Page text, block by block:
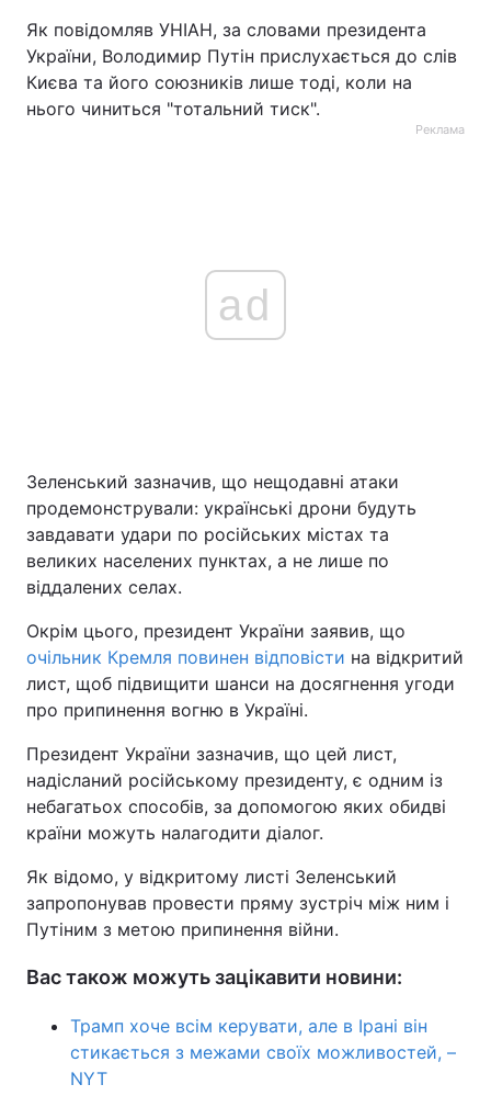
Як повідомляв УНІАН, за словами президента
України, Володимир Путін прислухається до слів
Києва та його союзників лише тоді, коли на
нього чиниться "тотальний тиск".
Реклама
ad
Зеленський зазначив, що нещодавні атаки
продемонстрували: українські дрони будуть
завдавати удари по російських містах та
великих населених пунктах, а не лише по
віддалених селах.
Окрім цього, президент України заявив, що
очільник Кремля повинен відповісти на відкритий
лист, щоб підвищити шанси на досягнення угоди
про припинення вогню в Україні.
Президент України зазначив, що цей лист,
надісланий російському президенту, є одним із
небагатьох способів, за допомогою яких обидві
країни можуть налагодити діалог.
Як відомо, у відкритому листі Зеленський
запропонував провести пряму зустріч між ним і
Путіним з метою припинення війни.
Вас також можуть зацікавити новини:
Трамп хоче всім керувати, але в Ірані він
стикається з межами своїх можливостей, –
NYT